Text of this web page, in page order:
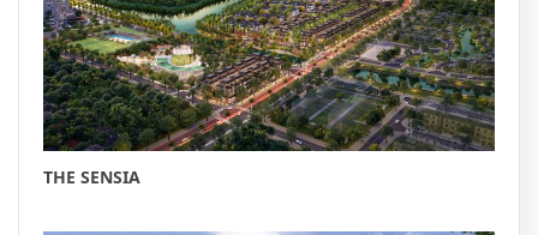
THE SENSIA